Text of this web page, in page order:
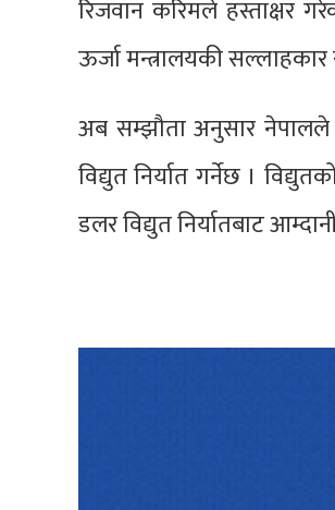
रिजवान करिमले हस्ताक्षर
ऊर्जा मन्त्रालयकी
अब सम्झौता अनुसार नेपालले
विद्युत निर्यात गर्नेछ ।
डलर विद्युत निर्यातबाट